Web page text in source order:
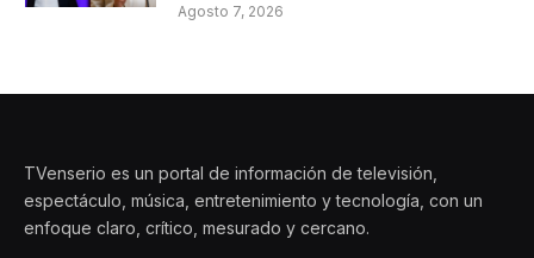
Agosto 7, 2026
TVenserio es un portal de información de televisión,
espectáculo, música, entretenimiento y tecnología, con un
enfoque claro, crítico, mesurado y cercano.